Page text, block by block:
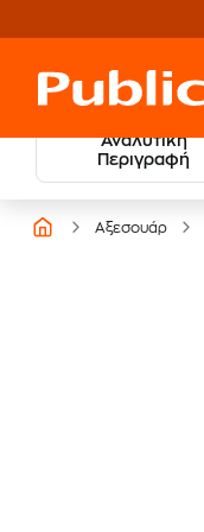
Αναλυτική
Περιγραφή
Αξεσουάρ